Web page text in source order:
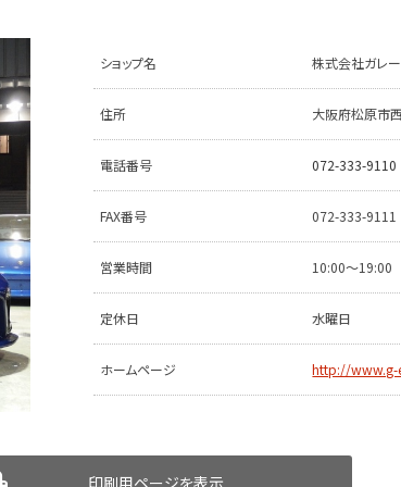
ショップ名 株式会社ガレ
住所 大阪府松原市
電話番号 072-333-9110
FAX番号 072-333-9111
営業時間 10:00〜19:00
定休日 水曜日
ホームページ http://www.g-
印刷用ページを表示